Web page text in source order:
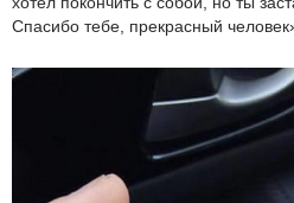
Спасибо тебе, прекрасный